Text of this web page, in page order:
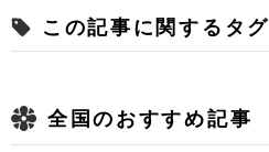
この記事に関するタグ
全国のおすすめ記事